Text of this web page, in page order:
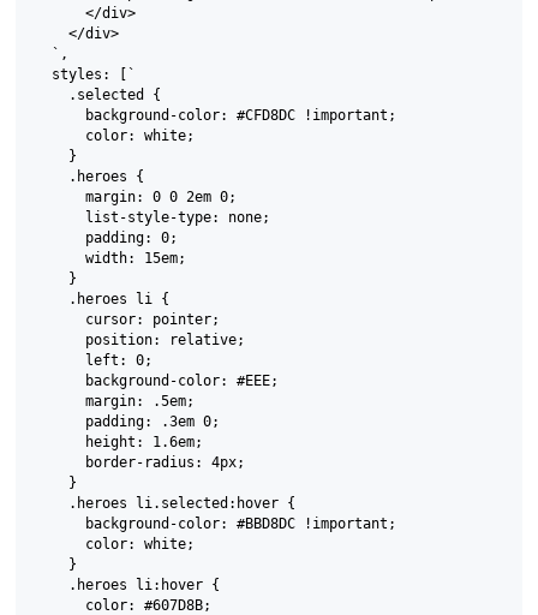
      </div>
    </div>
  `,
  styles: [`
    .selected {
      background-color: #CFD8DC !important;
      color: white;
    }
    .heroes {
      margin: 0 0 2em 0;
      list-style-type: none;
      padding: 0;
      width: 15em;
    }
    .heroes li {
      cursor: pointer;
      position: relative;
      left: 0;
      background-color: #EEE;
      margin: .5em;
      padding: .3em 0;
      height: 1.6em;
      border-radius: 4px;
    }
    .heroes li.selected:hover {
      background-color: #BBD8DC !important;
      color: white;
    }
    .heroes li:hover {
      color: #607D8B;